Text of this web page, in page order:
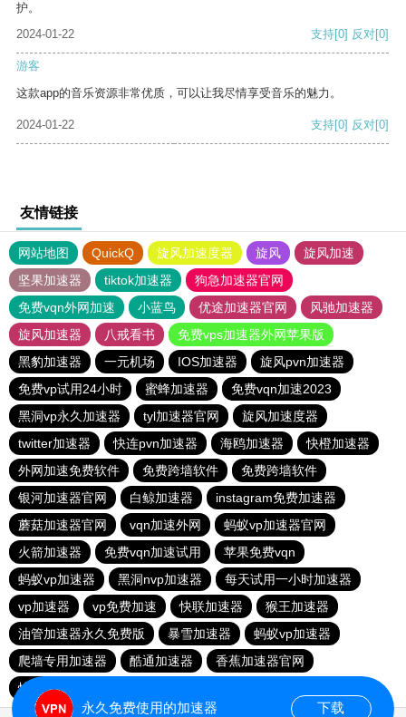
护。
2024-01-22
支持[0] 反对[0]
游客
这款app的音乐资源非常优质，可以让我尽情享受音乐的魅力。
2024-01-22 支持[0] 反对[0]
友情链接
网站地图 QuickQ 旋风加速度器 旋风
旋风加速
坚果加速器
tiktok加速器
狗急加速器官网
免费vqn外网加速
小蓝鸟 优途加速器官网
风驰加速器
旋风加速器
八戒看书
免费vps加速器外网苹果版
黑豹加速器
一元机场 IOS加速器
旋风pvn加速器
免费vp试用24小时
蜜蜂加速器
免费vqn加速2023
黑洞vp永久加速器
tyl加速器官网
旋风加速度器
twitter加速器
快连pvn加速器 海鸥加速器
快橙加速器
外网加速免费软件
免费跨墙软件
免费跨墙软件
银河加速器官网
白鲸加速器
instagram免费加速器
蘑菇加速器官网
vqn加速外网
蚂蚁vp加速器官网
火箭加速器
免费vqn加速试用
苹果免费vqn
蚂蚁vp加速器
黑洞nvp加速器
每天试用一小时加速器
vp加速器
vp免费加速 快联加速器
猴王加速器
油管加速器永久免费版
暴雪加速器
蚂蚁vp加速器
爬墙专用加速器
酷通加速器
香蕉加速器官网
快连vn破解版
永久免费使用的加速器 下载